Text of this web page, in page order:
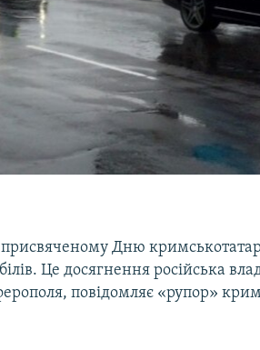
присвяченому Дню
Це досягнення російська
повідомляє «рупор»